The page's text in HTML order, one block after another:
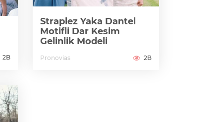
2B
Straplez Yaka Dantel
Motifli Dar Kesim
Gelinlik Modeli
Pronovias 2B